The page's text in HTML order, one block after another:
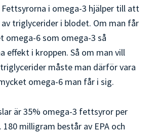
i omega-3 hjälper till att
av triglycerider i blodet. Om man får
omega-6 som omega-3 så
effekt i kroppen. Så om man vill
måste man därför vara
omega-6 man får i sig.
är 35% omega-3 fettsyror per
milligram består av EPA och